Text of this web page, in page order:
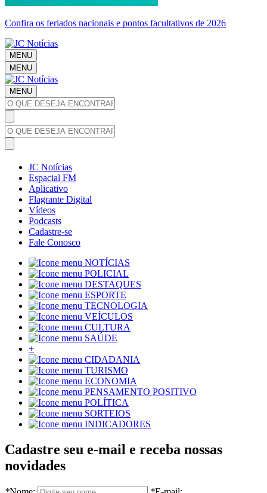
Confira os feriados nacionais e pontos facultativos de 2026
MENU
MENU
MENU
JC Notícias
Espacial FM
Aplicativo
Flagrante Digital
Vídeos
Podcasts
Cadastre-se
Fale Conosco
NOTÍCIAS
POLICIAL
DESTAQUES
ESPORTE
TECNOLOGIA
VEÍCULOS
CULTURA
SAÚDE
+
CIDADANIA
TURISMO
ECONOMIA
PENSAMENTO POSITIVO
POLÍTICA
SORTEIOS
INDICADORES
Cadastre seu e-mail e receba nossas
novidades